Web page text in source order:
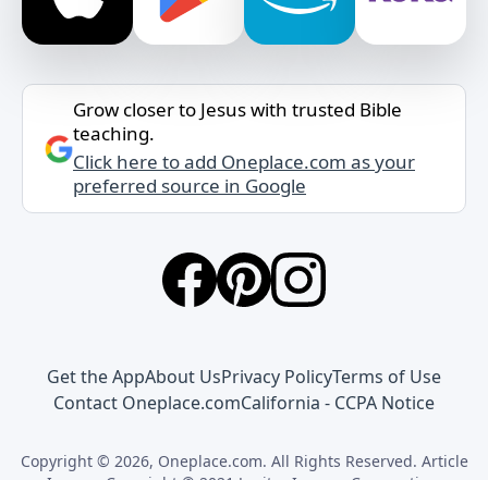
Grow closer to Jesus with trusted Bible
teaching.
Click here to add Oneplace.com as your
preferred source in Google
Get the AppAbout UsPrivacy PolicyTerms of Use
Contact Oneplace.comCalifornia - CCPA Notice
Copyright © 2026, Oneplace.com. All Rights Reserved. Article